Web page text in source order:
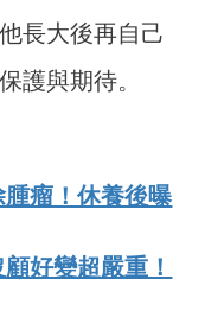
長大後再自己
護與期待。
瘤！休養後曝
好變超嚴重！